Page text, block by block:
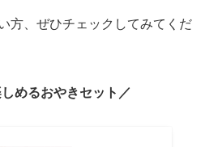
方、ぜひチェックしてみてくだ
めるおやきセット／